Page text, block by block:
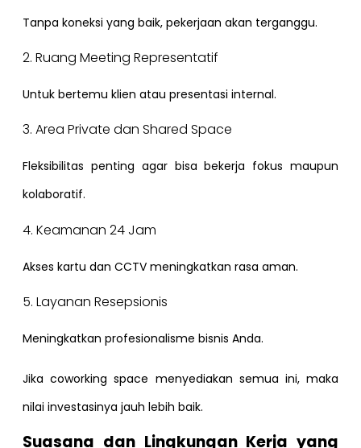
Tanpa koneksi yang baik, pekerjaan akan terganggu.
2. Ruang Meeting Representatif
Untuk bertemu klien atau presentasi internal.
3. Area Private dan Shared Space
Fleksibilitas penting agar bisa bekerja fokus maupun
kolaboratif.
4. Keamanan 24 Jam
Akses kartu dan CCTV meningkatkan rasa aman.
5. Layanan Resepsionis
Meningkatkan profesionalisme bisnis Anda.
Jika coworking space menyediakan semua ini, maka
nilai investasinya jauh lebih baik.
Suasana dan Lingkungan Kerja yang